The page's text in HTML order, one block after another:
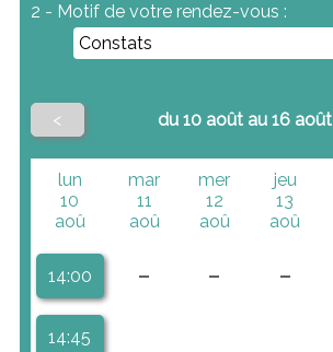
2 - Motif de votre rendez-vous :
< du 10 août au 16 août
lun
10
aoû
14:00
14:45
mar
11
aoû
-
mer
12
aoû
-
jeu
13
aoû
-